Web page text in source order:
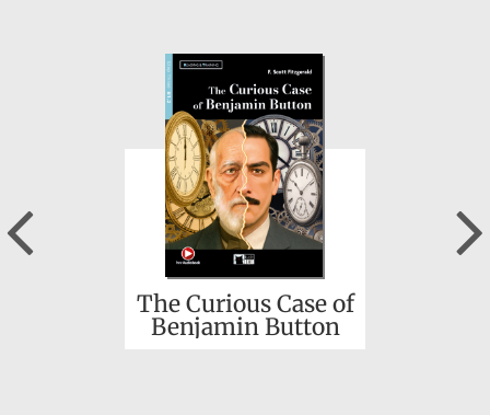
The Curious Case of
Benjamin Button
Previous